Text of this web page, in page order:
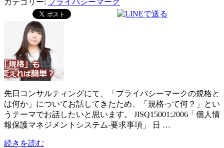
先日コンサルティングにて、「プライバシーマークの規格と
は何か」についてお話してきたため、「規格って何？」とい
うテーマでお話したいと思います。 JISQ15001:2006「個人情
報保護マネジメントシステム‐要求事項」 日 …
続きを読む